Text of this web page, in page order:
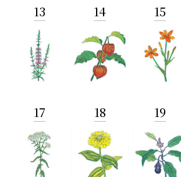
13 14 15
17 18 19